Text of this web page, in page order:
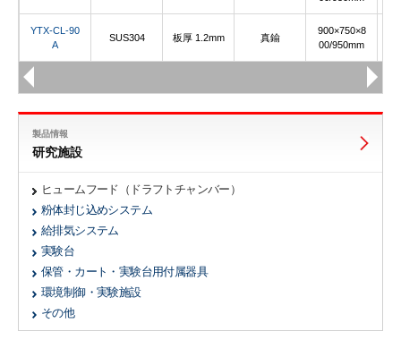
YTX-CL-90
A
SUS304 板厚 1.2mm 真鍮
900×750×8
00/950mm
製品情報
研究施設
ヒュームフード（ドラフトチャンバー）
粉体封じ込めシステム
給排気システム
実験台
保管・カート・実験台用付属器具
環境制御・実験施設
その他